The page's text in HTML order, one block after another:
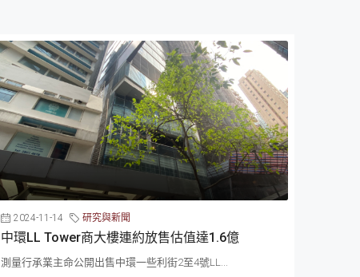
2024-11-14 研究與新聞
中環LL Tower商大樓連約放售估值達1.6億
測量行承業主命公開出售中環一些利街2至4號LL...